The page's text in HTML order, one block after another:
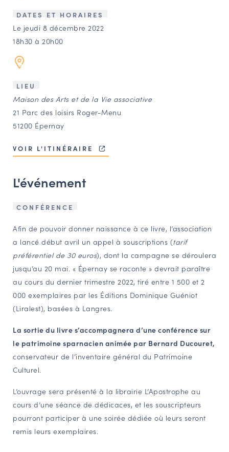
CONTACT
Agenda
Annuaire
Ressources
BOURSE D’ÉCHANGE
CARTES DES NAUDIN
Espace acteurs
NAVIGATION FILTRÉE « ACTEURS »
PORTAIL CULTURE
Comité d'Histoire Régionale
Service Inventaire et Patrimoines de la Région Grand Est
Amateurs d’histoire et de patrimoine
Étudiants & chercheurs
DATES ET HORAIRES
Le jeudi 8 décembre 2022
18h30 à 20h00
LIEU
Maison des Arts et de la Vie associative
21 Parc des loisirs Roger-Menu
51200 Épernay
VOIR L'ITINÉRAIRE
L'événement
CONFÉRENCE
Afin de pouvoir donner naissance à ce livre, l’association
a lancé début avril un appel à souscriptions (tarif
préférentiel de 30 euros), dont la campagne se déroulera
jusqu’au 20 mai. « Épernay se raconte » devrait paraître
au cours du dernier trimestre 2022, tiré entre 1 500 et 2
000 exemplaires par les Éditions Dominique Guéniot
(Liralest), basées à Langres.
La sortie du livre s’accompagnera d’une conférence sur
le patrimoine sparnacien animée par Bernard Ducouret,
conservateur de l’inventaire général du Patrimoine
Culturel.
L’ouvrage sera présenté à la librairie L’Apostrophe au
cours d’une séance de dédicaces, et les souscripteurs
pourront participer à une soirée dédiée où leurs seront
remis leurs exemplaires.